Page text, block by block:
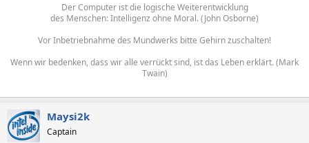
Der Computer ist die logische Weiterentwicklung
des Menschen: Intelligenz ohne Moral. (John Osborne)
Vor Inbetriebnahme des Mundwerks bitte Gehirn zuschalten!
Wenn wir bedenken, dass wir alle verrückt sind, ist das Leben erklärt. (Mark
Twain)
Maysi2k
Captain